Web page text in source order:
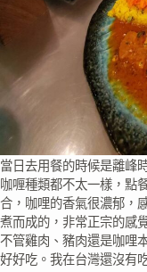
當日去用餐的時候是離峰
咖喱種類都不太一樣，點
合，咖哩的香氣很濃郁，
煮而成的，非常正宗的感
不管雞肉、豬肉還是咖哩
好好吃。我在台灣還沒有